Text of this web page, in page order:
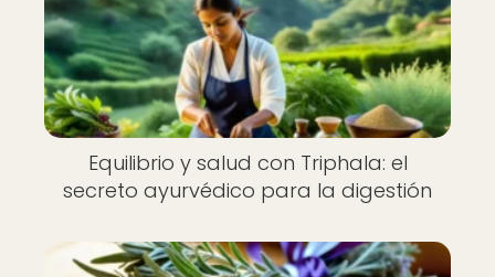
Equilibrio y salud con Triphala: el
secreto ayurvédico para la digestión